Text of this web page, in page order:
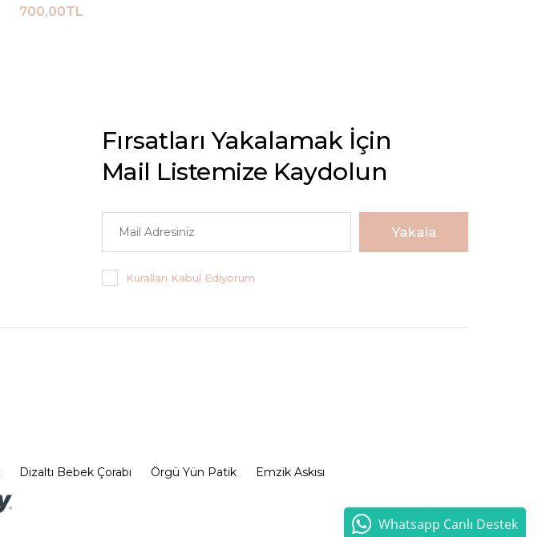
700,00TL
Fırsatları Yakalamak İçin
Mail Listemize Kaydolun
Yakala
Kuralları Kabul Ediyorum
Dizaltı Bebek Çorabı Örgü Yün Patik
Emzik Askısı
Whatsapp Canlı Destek